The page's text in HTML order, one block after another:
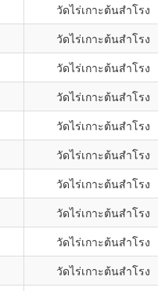
วัดไร่เกาะต้นสำโรง
วัดไร่เกาะต้นสำโรง
วัดไร่เกาะต้นสำโรง
วัดไร่เกาะต้นสำโรง
วัดไร่เกาะต้นสำโรง
วัดไร่เกาะต้นสำโรง
วัดไร่เกาะต้นสำโรง
วัดไร่เกาะต้นสำโรง
วัดไร่เกาะต้นสำโรง
วัดไร่เกาะต้นสำโรง